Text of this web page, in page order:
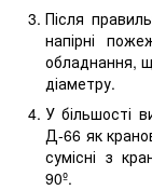
Після
напірні
обладнання,
діаметру.
У більшості
Д-66 як
сумісні з
90º.